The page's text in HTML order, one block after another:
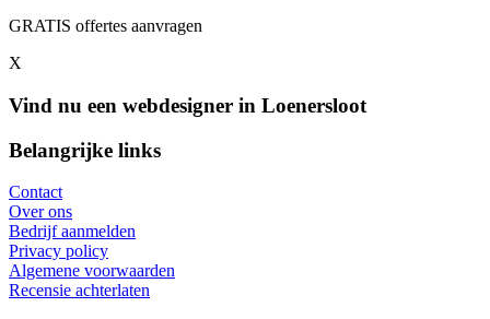
GRATIS offertes aanvragen
X
Vind nu een webdesigner in Loenersloot
Belangrijke links
Contact
Over ons
Bedrijf aanmelden
Privacy policy
Algemene voorwaarden
Recensie achterlaten